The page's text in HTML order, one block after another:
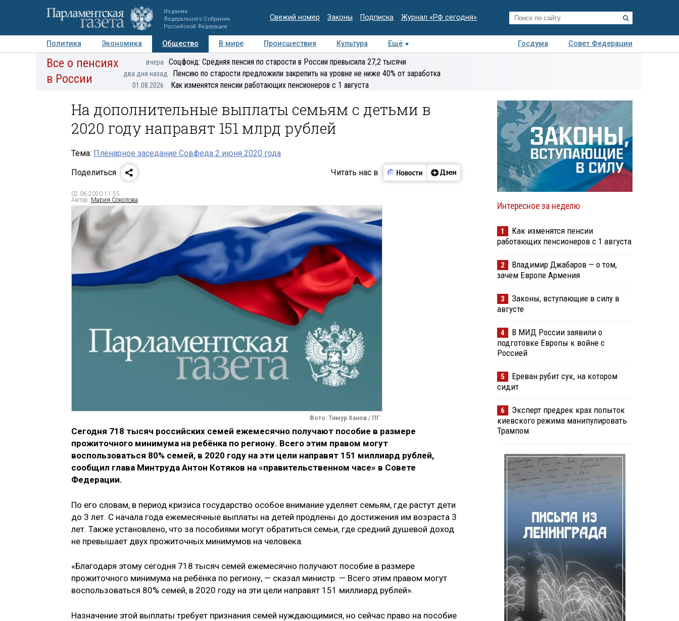
Издание
Федерального Собрания
Российской Федерации
Свежий номер Законы Подписка Журнал «РФ сегодня»
Политика Экономика Общество В мире Происшествия Культура Ещё Госдума
Совет Федерации
Авторы Персоны Мнения Регионы Медиацентр Интервью Колумнисты
экспертиза
Все о пенсиях
в России
вчера Соцфонд: Средняя пенсия по старости в России превысила 27,2 тысячи
два дня назад Пенсию по старости предложили закрепить на уровне не ниже 40% от заработка
01.08.2026 Как изменятся пенсии работающих пенсионеров с 1 августа
На дополнительные выплаты семьям с детьми в
2020 году направят 151 млрд рублей
Тема: Пленарное заседание Совфеда 2 июня 2020 года
Поделиться
Читать нас в
02.06.2020 11:55
Автор: Мария Соколова
Фото: Тимур Ханов / ПГ
Сегодня 718 тысяч российских семей ежемесячно получают пособие в размере
прожиточного минимума на ребёнка по региону. Всего этим правом могут
воспользоваться 80% семей, в 2020 году на эти цели направят 151 миллиард рублей,
сообщил глава Минтруда Антон Котяков на «правительственном часе» в Совете
Федерации.
По его словам, в период кризиса государство особое внимание уделяет семьям, где растут дети
до 3 лет. С начала года ежемесячные выплаты на детей продлены до достижения им возраста 3
лет. Также установлено, что за пособиями могут обратиться семьи, где средний душевой доход
не превышает двух прожиточных минимумов на человека.
«Благодаря этому сегодня 718 тысяч семей ежемесячно получают пособие в размере
прожиточного минимума на ребёнка по региону, — сказал министр. — Всего этим правом могут
воспользоваться 80% семей, в 2020 году на эти цели направят 151 миллиард рублей».
Назначение этой выплаты требует признания семей нуждающимися, но сейчас право на пособие
Интересное за неделю
1
Как изменятся пенсии
работающих пенсионеров с 1 августа
2
Владимир Джабаров — о том,
зачем Европе Армения
3
Законы, вступающие в силу в
августе
4
В МИД России заявили о
подготовке Европы к войне с
Россией
5
Ереван рубит сук, на котором
сидит
6
Эксперт предрек крах попыток
киевского режима манипулировать
Трампом